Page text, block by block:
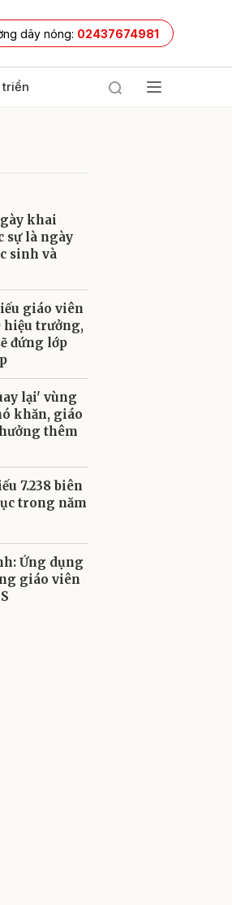
dây nóng: 02437674981
triển
khai
sự là ngày
sinh và
giáo viên
hiệu trưởng,
đứng lớp
lại' vùng
khăn, giáo
thêm
7.238 biên
trong năm
Ứng dụng
giáo viên